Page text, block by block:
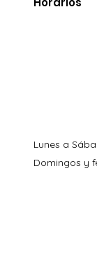
Lunes a
Domingos y